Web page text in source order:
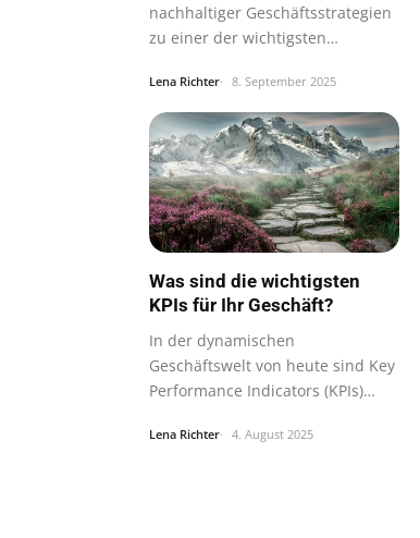
nachhaltiger Geschäftsstrategien
zu einer der wichtigsten…
Lena Richter 8. September 2025
Was sind die wichtigsten
KPIs für Ihr Geschäft?
In der dynamischen
Geschäftswelt von heute sind Key
Performance Indicators (KPIs)
Lena Richter 4. August 2025